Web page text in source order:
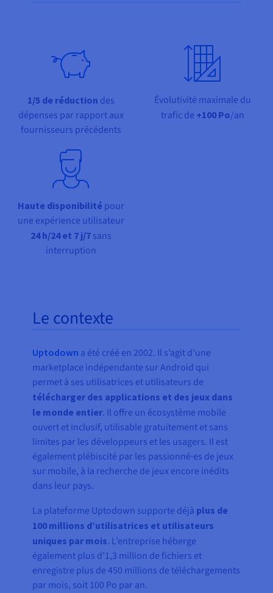
Roadmap & Changelog
Share on Facebook
Share on Twitter
Share on Linkedin
1/5 de réduction des
dépenses par rapport aux
fournisseurs précédents
Évolutivité maximale du
trafic de +100 Po/an
Haute disponibilité pour
une expérience utilisateur
24 h/24 et 7 j/7sans
interruption
Le contexte
Uptodown a été créé en 2002. Il s’agit d’une
marketplace indépendante sur Android qui
permet à ses utilisatrices et utilisateurs de
télécharger des applications et des jeux dans
le monde entier. Il offre un écosystème mobile
ouvert et inclusif, utilisable gratuitement et sans
limites par les développeurs et les usagers. Il est
également plébiscité par les passionné·es de jeux
sur mobile, à la recherche de jeux encore inédits
dans leur pays.
La plateforme Uptodown supporte déjà plus de
100 millions d’utilisatrices et utilisateurs
uniques par mois. L’entreprise héberge
également plus d’1,3 million de fichiers et
enregistre plus de 450 millions de téléchargements
par mois, soit 100 Po par an.